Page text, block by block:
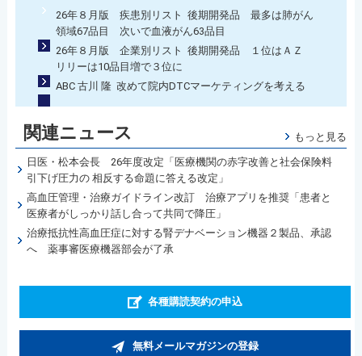
26年８月版 疾患別リスト 後期開発品 最多は肺がん
領域67品目 次いで血液がん63品目
26年８月版 企業別リスト 後期開発品 １位はＡＺ
リリーは10品目増で３位に
ABC 古川 隆 改めて院内DTCマーケティングを考える
関連ニュース もっと見る
日医・松本会長 26年度改定「医療機関の赤字改善と社会保険料
引下げ圧力の 相反する命題に答える改定」
高血圧管理・治療ガイドライン改訂 治療アプリを推奨「患者と
医療者がしっかり話し合って共同で降圧」
治療抵抗性高血圧症に対する腎デナベーション機器２製品、承認
へ 薬事審医療機器部会が了承
各種購読契約の申込
無料メールマガジンの登録